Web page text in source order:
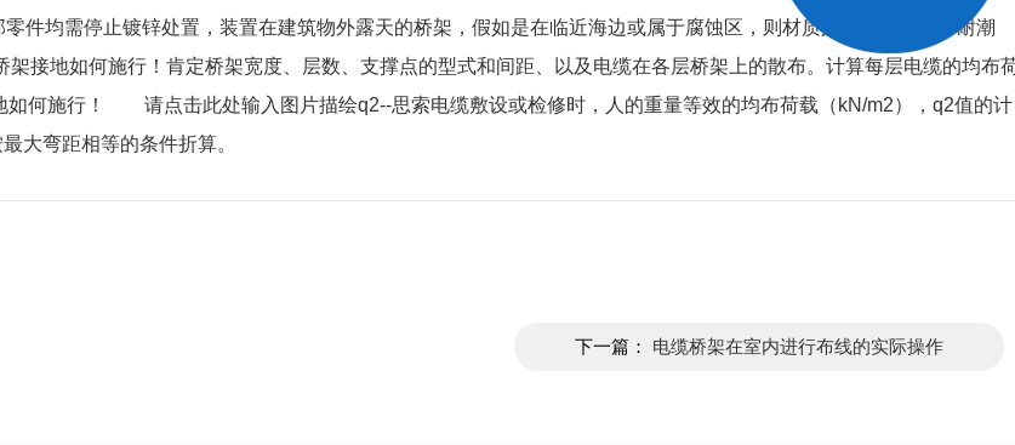
均需停止镀锌处置，装置在建筑物外露天的桥架，假如是在临近海边或属于腐蚀区，则材质必需具有防腐、耐潮
地如何施行！肯定桥架宽度、层数、支撑点的型式和间距、以及电缆在各层桥架上的散布。计算每层电缆的均布
如何施行！ 请点击此处输入图片描绘q2--思索电缆敷设或检修时，人的重量等效的均布荷载（kN/m2），q2值的计
大弯距相等的条件折算。
下一篇： 电缆桥架在室内进行布线的实际操作